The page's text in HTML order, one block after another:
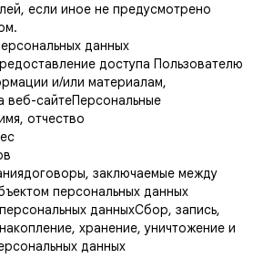
если иное не предусмотрено
данных
доступа Пользователю
и/или материалам,
веб-сайтеПерсональные
отчество
заключаемые между
персональных данных
данныхСбор, запись,
хранение, уничтожение и
данных